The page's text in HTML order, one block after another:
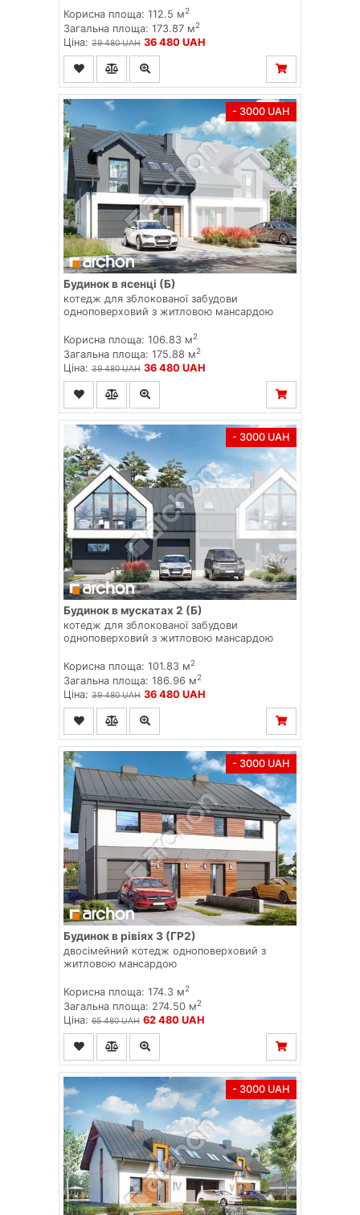
Корисна площа: 112.5 м2
Загальна площа: 173.87 м2
Ціна: 39 480 UAH 36 480 UAH
- 3000 UAH
Будинок в ясенці (Б)
котедж для зблокованої забудови
одноповерховий з житловою мансардою
Корисна площа: 106.83 м2
Загальна площа: 175.88 м2
Ціна: 39 480 UAH 36 480 UAH
- 3000 UAH
Будинок в мускатах 2 (Б)
котедж для зблокованої забудови
одноповерховий з житловою мансардою
Корисна площа: 101.83 м2
Загальна площа: 186.96 м2
Ціна: 39 480 UAH 36 480 UAH
- 3000 UAH
Будинок в рівіях 3 (ГР2)
двосімейний котедж одноповерховий з
житловою мансардою
Корисна площа: 174.3 м2
Загальна площа: 274.50 м2
Ціна: 65 480 UAH 62 480 UAH
- 3000 UAH